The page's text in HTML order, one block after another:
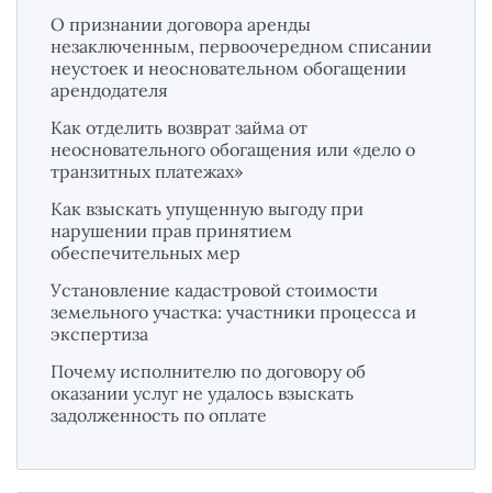
О признании договора аренды
незаключенным, первоочередном списании
неустоек и неосновательном обогащении
арендодателя
Как отделить возврат займа от
неосновательного обогащения или «дело о
транзитных платежах»
Как взыскать упущенную выгоду при
нарушении прав принятием
обеспечительных мер
Установление кадастровой стоимости
земельного участка: участники процесса и
экспертиза
Почему исполнителю по договору об
оказании услуг не удалось взыскать
задолженность по оплате